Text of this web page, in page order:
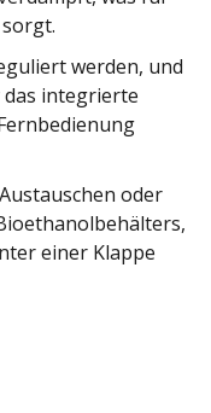
werden, und
das integrierte
oder
einer Klappe